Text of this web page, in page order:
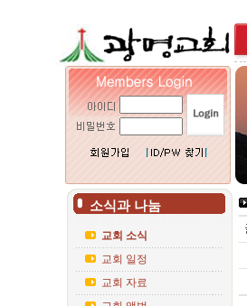
소식과 나눔
교회 소식
교회 일정
교회 자료